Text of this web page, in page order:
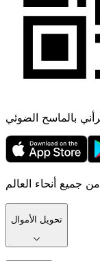
تحويل الأموال